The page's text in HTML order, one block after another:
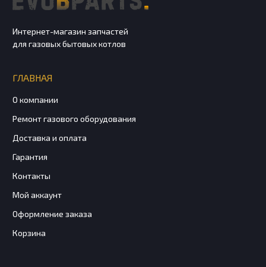
Интернет-магазин запчастей
для газовых бытовых котлов
ГЛАВНАЯ
О компании
Ремонт газового оборудования
Доставка и оплата
Гарантия
Контакты
Мой аккаунт
Оформление заказа
Корзина